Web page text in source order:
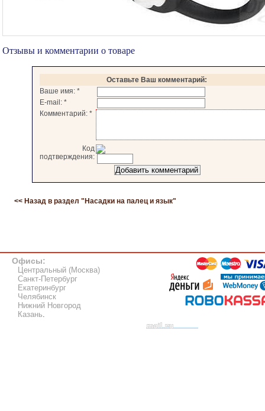
Отзывы и комментарии о товаре
Оставьте Ваш комментарий:
Ваше имя: *
E-mail: *
Комментарий: *
Код
подтверждения:
<< Назад в раздел " Насадки на палец и язык"
Офисы:
Центральный (Москва)
Санкт-Петербург
Екатеринбург
Челябинск
Нижний Новгород
Казань.